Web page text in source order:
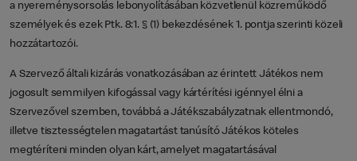
a nyereménysorsolás lebonyolításában közvetlenül közreműködő
személyek és ezek Ptk. 8:1. § (1) bekezdésének 1. pontja szerinti közeli
hozzátartozói.
A Szervező általi kizárás vonatkozásában az érintett Játékos nem
jogosult semmilyen kifogással vagy kártérítési igénnyel élni a
Szervezővel szemben, továbbá a Játékszabályzatnak ellentmondó,
illetve tisztességtelen magatartást tanúsító Játékos köteles
megtéríteni minden olyan kárt, amelyet magatartásával